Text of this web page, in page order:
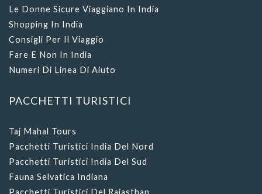
Le Donne Sicure Viaggiano In India
Shopping In India
Consigli Per Il Viaggio
Fare E Non In India
Numeri Di Linea Di Aiuto
PACCHETTI TURISTICI
Taj Mahal Tours
Pacchetti Turistici India Del Nord
Pacchetti Turistici India Del Sud
Fauna Selvatica Indiana
Pacchetti Turistici Del Rajasthan